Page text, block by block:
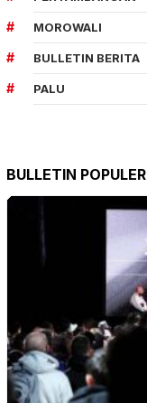
MOROWALI
BULLETIN BERITA
PALU
BULLETIN POPULER